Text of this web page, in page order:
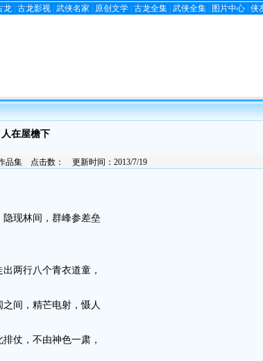
龙 古龙影视 武侠名家 原创文学 古龙全集 武侠全集 图片中心 侠
在屋檐下
品集 点击数： 更新时间：2013/7/19
现林间，群峰参差垒
两行八个青衣道童，
间，精芒电射，慑人
仗，不由神色一肃，